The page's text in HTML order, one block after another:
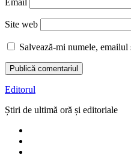
Email
Site web
Salvează-mi numele,
Editorul
Știri de ultimă oră și editoriale